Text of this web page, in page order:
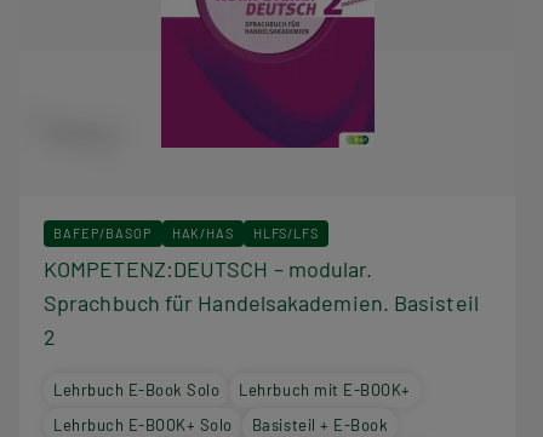
BAFEP/BASOP HAK/HAS HLFS/LFS
KOMPETENZ:DEUTSCH – modular.
Sprachbuch für Handelsakademien. Basisteil
2
Lehrbuch E-Book Solo
Lehrbuch mit E-BOOK+
Lehrbuch E-BOOK+ Solo
Basisteil + E-Book